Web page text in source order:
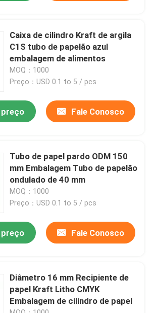
de impressão
de papelão
tubo de papel
folheto de instruções
em cores
Caixa de cilindro Kraft de argila
C1S tubo de papelão azul
embalagem de alimentos
MOQ：1000
Preço：USD 0.1 to 5 / pcs
preço Fale Conosco
Tubo de papel pardo ODM 150
mm Embalagem Tubo de papelão
ondulado de 40 mm
MOQ：1000
Preço：USD 0.1 to 5 / pcs
preço Fale Conosco
Diâmetro 16 mm Recipiente de
papel Kraft Litho CMYK
Embalagem de cilindro de papel